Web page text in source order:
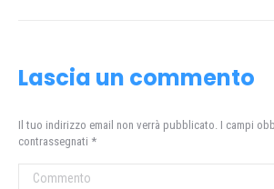
Lascia un commento
Il tuo indirizzo email non verrà pubblicato. I campi
contrassegnati *
Commento